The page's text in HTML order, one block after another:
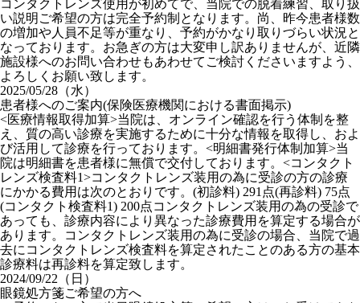
コンタクトレンズ使用が初めてで、当院での脱着練習、取り扱
い説明ご希望の方は完全予約制となります。尚、昨今患者様数
の増加や人員不足等が重なり、予約がかなり取りづらい状況と
なっております。お急ぎの方は大変申し訳ありませんが、近隣
施設様へのお問い合わせもあわせてご検討くださいますよう、
よろしくお願い致します。
2025/05/28（水）
患者様へのご案内(保険医療機関における書面掲示)
<医療情報取得加算>当院は、オンライン確認を行う体制を整
え、質の高い診療を実施するために十分な情報を取得し、およ
び活用して診療を行っております。<明細書発行体制加算>当
院は明細書を患者様に無償で交付しております。<コンタクト
レンズ検査料1>コンタクトレンズ装用の為に受診の方の診療
にかかる費用は次のとおりです。(初診料) 291点(再診料) 75点
(コンタクト検査料1) 200点コンタクトレンズ装用の為の受診で
あっても、診療内容により異なった診療費用を算定する場合が
あります。コンタクトレンズ装用の為に受診の場合、当院で過
去にコンタクトレンズ検査料を算定されたことのある方の基本
診療料は再診料を算定致します。
2024/09/22（日）
眼鏡処方箋ご希望の方へ